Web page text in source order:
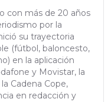
con más de 20 años
por la
su trayectoria
(fútbol, baloncesto,
en la aplicación
y Movistar, la
Cadena Cope,
en redacción y